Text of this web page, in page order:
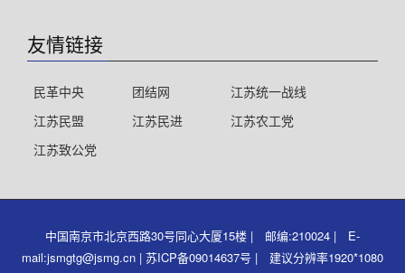
友情链接
民革中央 团结网
江苏统一战线
江苏民盟
江苏民进
江苏农工党
江苏致公党
中国南京市北京西路30号同心大厦15楼 | 邮编:210024 | E-
mail:jsmgtg@jsmg.cn | 苏ICP备09014637号 | 建议分辨率1920*1080